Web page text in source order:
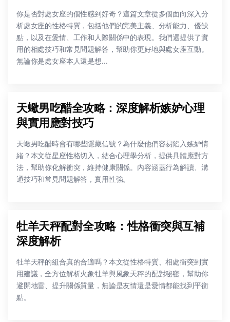
你是否對處女座的個性感到好奇？這篇文章從多個面向深入分
析處女座的性格特質，包括他們的完美主義、分析能力、優缺
點，以及在愛情、工作和人際關係中的表現。我們還提供了實
用的相處技巧和常見問題解答，幫助你更好地與處女座互動。
無論你是處女座本人還是想...
天蠍男吃醋全攻略：深度解析嫉妒心理
與實用應對技巧
天蠍男吃醋時會有哪些隱藏信號？為什麼他們容易陷入嫉妒情
緒？本文從星座性格切入，結合心理學分析，提供具體應對方
法，幫助你化解衝突，維持健康關係。內容涵蓋行為解讀、溝
通技巧和常見問題解答，實用性強。
牡羊天秤配對全攻略：性格衝突與互補
深度解析
牡羊天秤的組合真的合適嗎？本文從性格特質、相處衝突到實
用建議，全方位解析火象牡羊與風象天秤的配對秘密，幫助你
避開地雷、提升關係質量，無論是友情還是愛情都能找到平衡
點。